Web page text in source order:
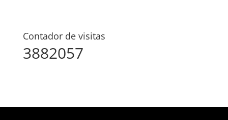
Contador de visitas
3882057